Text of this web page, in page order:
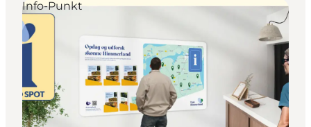
Info-Punkt